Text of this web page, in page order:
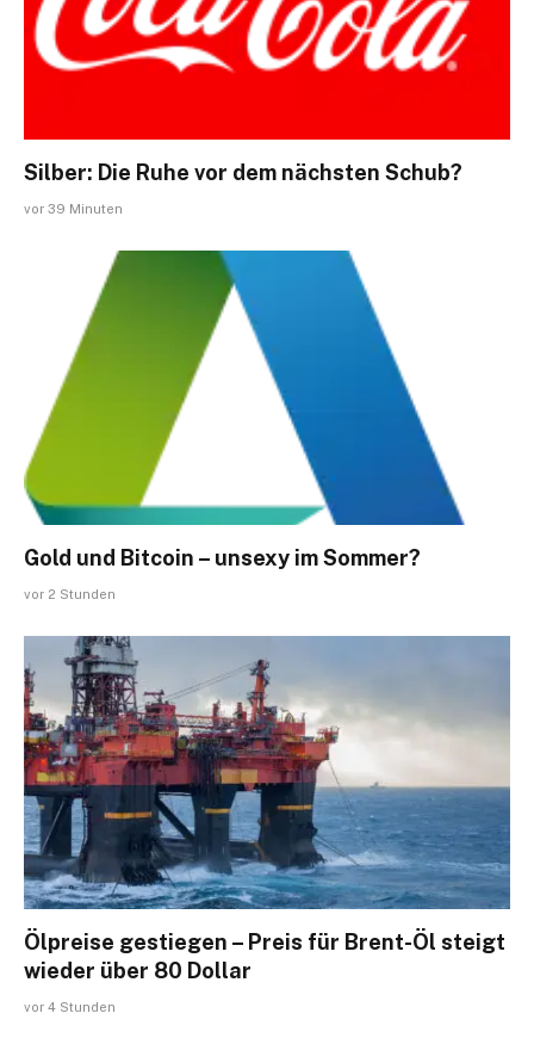
Silber: Die Ruhe vor dem nächsten Schub?
vor 39 Minuten
Gold und Bitcoin – unsexy im Sommer?
vor 2 Stunden
Ölpreise gestiegen – Preis für Brent-Öl steigt
wieder über 80 Dollar
vor 4 Stunden